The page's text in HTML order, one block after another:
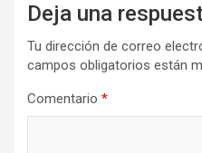
Deja una
Tu dirección de correo
campos obligatorios están
Comentario *